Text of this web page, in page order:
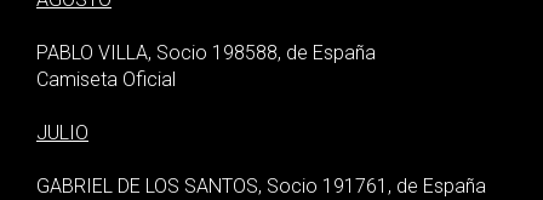
PABLO VILLA, Socio 198588, de España
Camiseta Oficial
JULIO
GABRIEL DE LOS SANTOS, Socio 191761, de España